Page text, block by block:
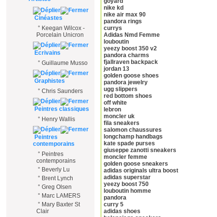
Cinéastes
° Keegan Wilcox -
Porcelain Unicron
Ecrivains
° Guillaume Musso
Graphistes
° Chris Saunders
Peintres classiques
° Henry Wallis
Peintres
contemporains
° Peintres
contemporains
° Beverly Lu
° Brent Lynch
° Greg Olsen
° Marc LAMERS
° Mary Baxter St
Clair
nike kd
nike air max 90
pandora rings
currys
Adidas Nmd Femme
louboutin
yeezy boost 350 v2
pandora charms
fjallraven backpack
jordan 13
golden goose shoes
pandora jewelry
ugg slippers
red bottom shoes
off white
lebron
moncler uk
fila sneakers
salomon chaussures
longchamp handbags
kate spade purses
giuseppe zanotti sneakers
moncler femme
golden goose sneakers
adidas originals ultra boost
adidas superstar
yeezy boost 750
louboutin homme
pandora
curry 5
adidas shoes